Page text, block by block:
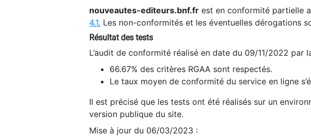
nouveautes-editeurs.bnf.fr est en conformité partielle
4.1. Les non-conformités et les éventuelles dérogations
Résultat des tests
L’audit de conformité réalisé en date du 09/11/2022 par
66.67% des critères RGAA sont respectés.
Le taux moyen de conformité du service en ligne
Il est précisé que les tests ont été réalisés sur un
version publique du site.
Mise à jour du 06/03/2023 :